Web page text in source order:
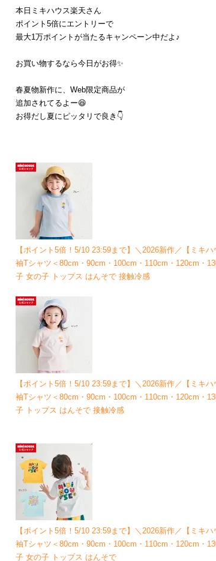
本日ミキハウス楽天さん
ポイント5倍にエントリーで
最大1万ポイントが当たるキャンペーン中だよ♪
お買い物するなら今日がお得✨
春夏物新作に、Web限定商品が
追加されてるよー😆
お得だし夏にピッタリで良き👇
【ポイント5倍！5/10 23:59まで】＼2026新作／【ミキ
袖Tシャツ＜80cm・90cm・100cm・110cm・120cm・
子 女の子 トップス はんそで 接触冷感
【ポイント5倍！5/10 23:59まで】＼2026新作／【 ミキ
袖Tシャツ＜80cm・90cm・100cm・110cm・120cm・
子 トップス はんそで 接触冷感
【ポイント5倍！5/10 23:59まで】＼2026新作／【ミキ
袖Tシャツ＜80cm・90cm・100cm・110cm・120cm・
子 女の子 トップス はんそで